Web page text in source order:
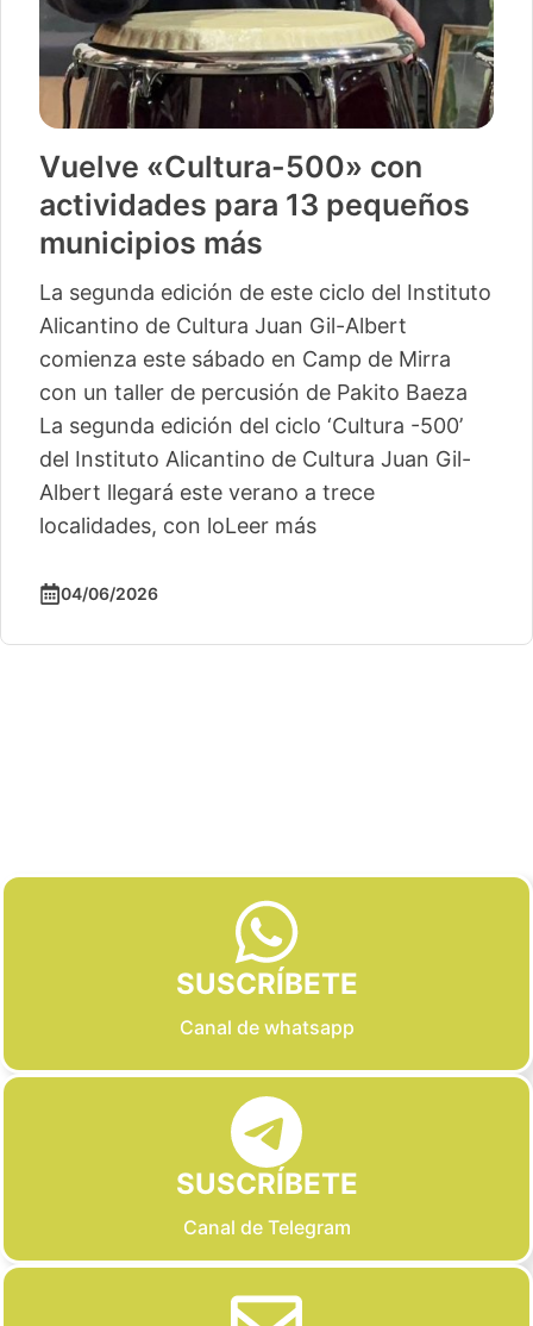
Vuelve «Cultura-500» con
actividades para 13 pequeños
municipios más
La segunda edición de este ciclo del Instituto
Alicantino de Cultura Juan Gil-Albert
comienza este sábado en Camp de Mirra
con un taller de percusión de Pakito Baeza
La segunda edición del ciclo ‘Cultura -500’
del Instituto Alicantino de Cultura Juan Gil-
Albert llegará este verano a trece
localidades, con loLeer más
04/06/2026
SUSCRÍBETE
Canal de whatsapp
SUSCRÍBETE
Canal de Telegram